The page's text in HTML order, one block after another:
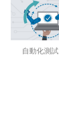
自動化測試